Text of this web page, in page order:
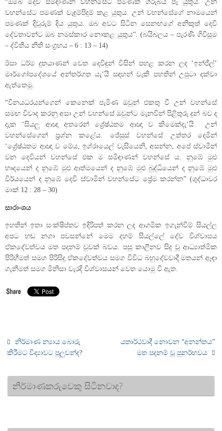
“ඔබේ දෙවි සමිඳාණන් වහන්සේට පමණක් ගරුබිය පෑ යුතුය. උන්
වහන්සේට පමණක් වැඳුම්පිදුම් කළ යුතුය. උන් වහන්සේගේ නාමයෙන්
පමණක් දිවුරුම් දිය යුතුය. ඔබ අවට සිටින සෙනඟගේ අනිකුත් දෙවි
දේවතාවන්ට ඔබ නමස්කාර නොකළ යුතුය”. (බයිබලය – පැරණි ගිවිසුම
– ද්විතීය නීති සංග්‍රහය – 6 : 13 – 14)
ඊසා ධර්ම දුතයාණන් වෙත දෙවිඳුන් විසින් පහළ කරන ලද ‘ඉන්ජීල්’
මාර්ගෝපදේශයේ අන්තර්ගත යැ’යි සඳහන් වැකි පහතින් උපුටා දක්වා
ඇත්තෙමු.
“විනයධරයන්ගෙන් කෙනෙක් පැමිණ ඔවුන් එකතු වී උන් වහන්සේ
සමඟ විවාද කරනු අසා උන් වහන්සේ ඔවුන්ට මැනවින් පිළිතුරු දුන් බව ද
දැක ‘සියලු ආඥා අතරෙන් ශ්‍රේෂ්ඨතම ආඥා ව කිමෙක්දැ’යි උන්
වහන්සේගෙන් ප්‍රශ්න කළේය. ජේසුස් වහන්සේ උත්තර දෙමින්
‘ශ්‍රේෂ්ඨතම ආඥා ව මේය, ඉශ්රායෙල් වැසියෙනි, අසන්න, අපේ ස්වාමීන්
වන දෙවියන් වහන්සේ එක ම සමිඳාණන් වහන්සේ ය. නුඹේ මුළු
හෘදයෙන් ද නුඹේ මුළු ආත්මයෙන් ද නුඹේ මුළු බුද්ධියෙන් ද නුඹේ මුළු
වීර්යයෙන් ද නුඹේ දෙවි ස්වාමීන් වහන්සේට ප්‍රේම කරන්න” (ශුද්ධාවර
මාක් 12 : 28 – 30)
සාරාංශය
ඉහතින් ඉතා සංක්ෂිප්තව ඉදිරිපත් කරන ලද ආගමික ඉගැන්වීම් සියල්ල
අපට හඬ නගා පවසන්නේ මෙම දහම් සියල්ලේ දේව විශ්වාසය
ඒකදේවත්වය මත පදනම් වුවක් බවය. පසු කාලීනව සිදු වූ ආධ්‍යාත්මික
පිරිහීමත් සමග පිරිසිදු ඒකදේවත්වය සමග විවිධ බහුදේවවාදී මතයන් ඈඳා
ගැනීමත් සමග මිනිසා වැරදි විශ්වාසයන් වෙත යොමු වී ඇත.
නිර්මාණ න්‍යාය බොරු
කිරීමට විද්‍යාවට පුලුවන්ද?
යතාර්ථවාදී නොවන “අනන්තය”
මත පදනම් වූ පුනර්භවය
නිර්මාණකරුවෙකු සිටිනවාද?